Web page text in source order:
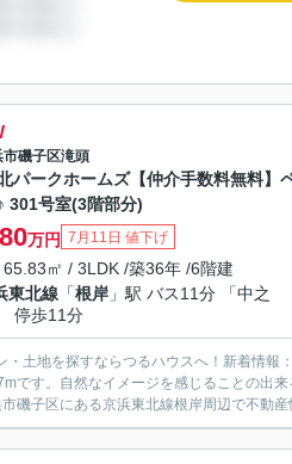
市磯子区滝頭
パークホームズ【仲介手数料無料】
301号室(3階部分)
万円 7月11日 値下げ
㎡ / 3LDK /築36年 /6階建
東北線 「根岸 」駅 バス11分 「中之
停歩11分
土地を探すならつるハウスへ！新着情報
です。自然なイメージを感じることの出
磯子区にある京浜東北線根岸周辺で不動